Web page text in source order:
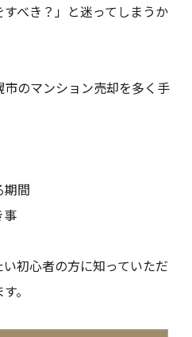
べき？」と迷ってしまうか
のマンション売却を多く手
期間
事
初心者の方に知っていただ
。